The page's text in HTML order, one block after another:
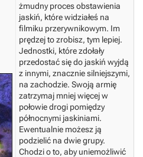
żmudny proces obstawienia
jaskiń, które widziałeś na
filmiku przerywnikowym. Im
prędzej to zrobisz, tym lepiej.
Jednostki, które zdołały
przedostać się do jaskiń wyjdą
z innymi, znacznie silniejszymi,
na zachodzie. Swoją armię
zatrzymaj mniej więcej w
połowie drogi pomiędzy
północnymi jaskiniami.
Ewentualnie możesz ją
podzielić na dwie grupy.
Chodzi o to, aby uniemożliwić